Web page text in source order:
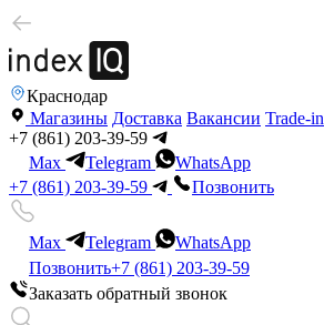
Краснодар
Магазины Доставка Вакансии Trade-in
+7 (861) 203-39-59
Max
Telegram
WhatsApp
+7 (861) 203-39-59
Позвонить
Max Telegram
WhatsApp
Позвонить+7 (861) 203-39-59
Заказать обратный звонок